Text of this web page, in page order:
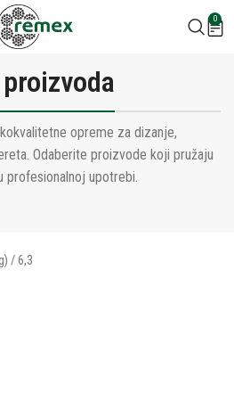
0
opreme za dizanje,
Odaberite proizvode koji pružaju
profesionalnoj upotrebi.
6,3